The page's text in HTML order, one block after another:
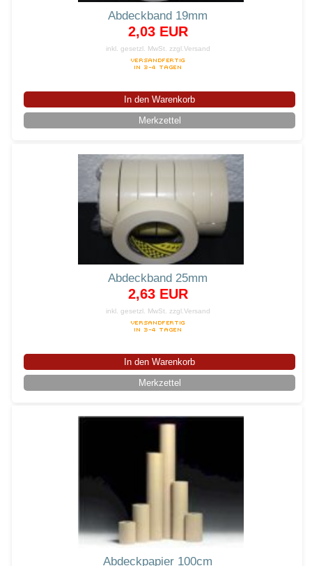
Abdeckband 19mm
2,03 EUR
inkl. gesetzl. MwSt. zzgl.Versand
In den Warenkorb
Merkzettel
Abdeckband 25mm
2,63 EUR
inkl. gesetzl. MwSt. zzgl.Versand
In den Warenkorb
Merkzettel
Abdeckpapier 100cm